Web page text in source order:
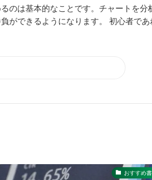
のは基本的なことです。チャートを分
ができるようになります。 初心者であ
おすすめ